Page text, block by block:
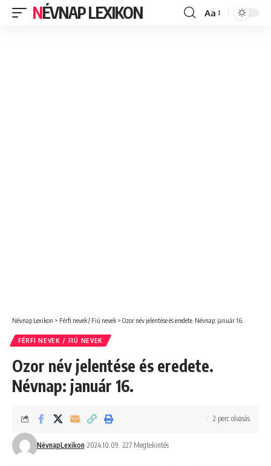
NÉVNAP LEXIKON
Font
Aa
Névnap Lexikon > Férfi nevek / Fiú nevek > Ozor név jelentése és eredete. Névnap: január 16.
FÉRFI NEVEK / FIÚ NEVEK
Ozor név jelentése és eredete.
Névnap: január 16.
NévnapLexikon 2024.10.09. 227 Megtekintés
2 perc olvasás